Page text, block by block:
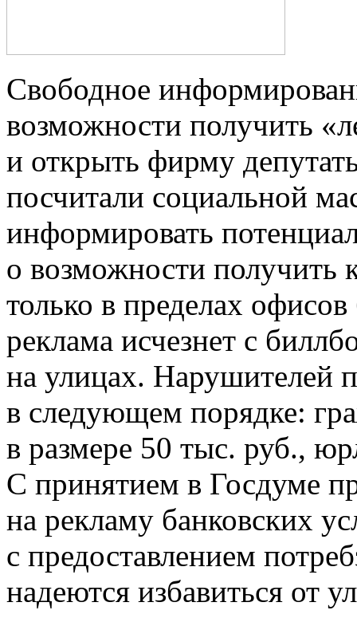
Свободное
возможности получить
и открыть фирму
посчитали социальной
информировать
о возможности получить
только в пределах
реклама исчезнет с
на улицах. Нарушителей
в следующем порядке:
в размере 50 тыс. руб.,
С принятием в Госдуме
на рекламу банковских
с предоставлением
надеются избавиться от